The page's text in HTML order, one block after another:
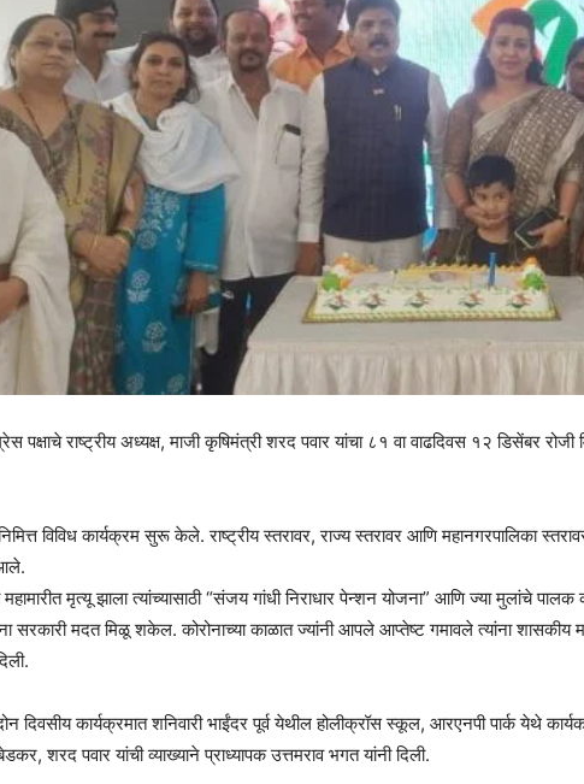
पक्षाचे राष्ट्रीय अध्यक्ष, माजी कृषिमंत्री शरद पवार यांचा ८१ वा वाढदिवस १२ डिसेंबर
विविध कार्यक्रम सुरू केले. राष्ट्रीय स्तरावर, राज्य स्तरावर आणि महानगरपालिका
महामारीत मृत्यू झाला त्यांच्यासाठी “संजय गांधी निराधार पेन्शन योजना” आणि ज्या मुलांचे
मदत मिळू शकेल. कोरोनाच्या काळात ज्यांनी आपले आप्तेष्ट गमावले त्यांना शासकीय मदत
दिवसीय कार्यक्रमात शनिवारी भाईंदर पूर्व येथील होलीक्रॉस स्कूल, आरएनपी पार्क येथे
शरद पवार यांची व्याख्याने प्राध्यापक उत्तमराव भगत यांनी दिली.